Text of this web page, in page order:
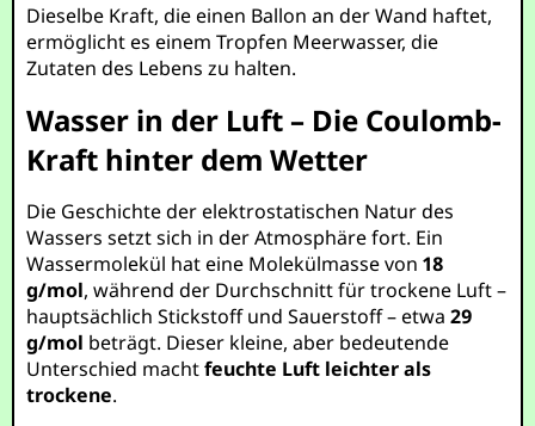
Dieselbe Kraft, die einen Ballon an der Wand haftet,
ermöglicht es einem Tropfen Meerwasser, die
Zutaten des Lebens zu halten.
Wasser in der Luft – Die Coulomb-
Kraft hinter dem Wetter
Die Geschichte der elektrostatischen Natur des
Wassers setzt sich in der Atmosphäre fort. Ein
Wassermolekül hat eine Molekülmasse von18
g/mol, während der Durchschnitt für trockene Luft –
hauptsächlich Stickstoff und Sauerstoff – etwa29
g/mol beträgt. Dieser kleine, aber bedeutende
Unterschied machtfeuchte Luft leichter als
trockene.